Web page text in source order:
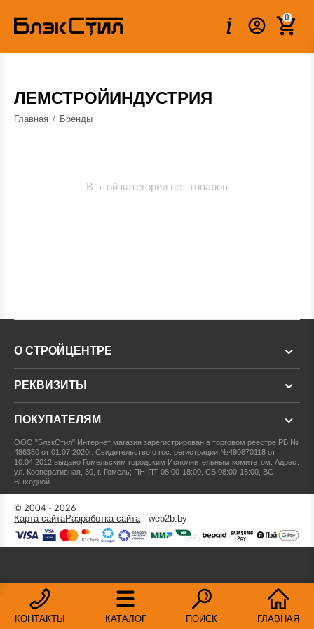
0
ЛЕМСТРОЙИНДУСТРИЯ
Главная / Бренды
В этой категории нет товаров
КОНТАКТЫ КАТАЛОГ ПОИСК ГЛАВНАЯ
О СТРОЙЦЕНТРЕ
РЕКВИЗИТЫ
ПОКУПАТЕЛЯМ
ООО "БлэкСтил" Интернет магазин зарегистрирован в торговом реестре РБ №
486350 от 01.07.2020г.Свидетельство о гос. регистрации №490870118 от
10.04.2012 выдано Гомельским городским Исполнительным комитетом.Адрес:
ул. Кооперативная, 30, г. Гомель; ПН-ПТ 08:00-18:00, СБ 08:00-15:00, ВС -
Выходной.
© 2004 - 2026
Карта сайтаРазработка сайта- web2b.by